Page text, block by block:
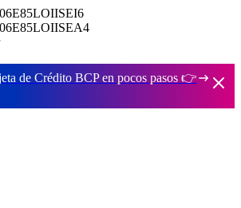
de Crédito BCP en pocos pasos 👉